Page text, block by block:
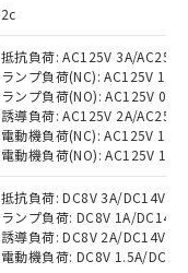
2c
抵抗負荷: AC125V 3A/
ランプ負荷(NC): AC125V 1A/
ランプ負荷(NO): AC125V
誘導負荷: AC125V 2A/
電動機負荷(NC): AC125V
電動機負荷(NO): AC125V 1A/
抵抗負荷: DC8V 3A/DC14V
ランプ負荷: DC8V 1A/
誘導負荷: DC8V 2A/DC14V
電動機負荷: DC8V 1.5A/